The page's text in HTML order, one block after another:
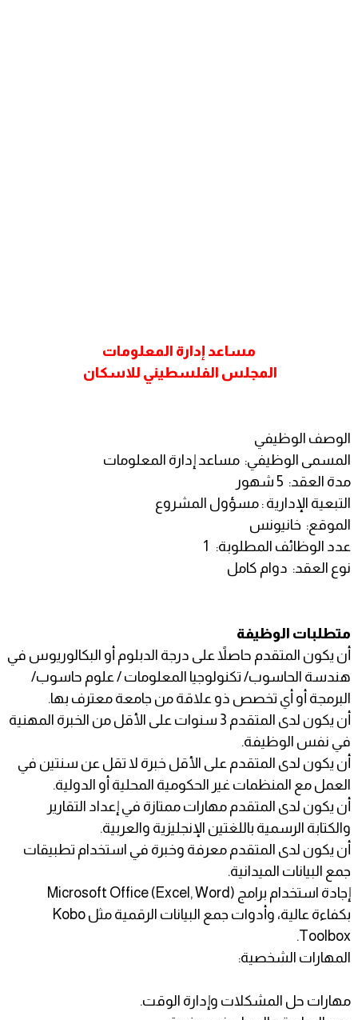
مساعد إدارة المعلومات
المجلس الفلسطيني للاسكان
الوصف الوظيفي
المسمى الوظيفي: مساعد إدارة المعلومات
مدة العقد: 5 شهور
التبعية الإدارية : مسؤول المشروع
الموقع: خانيونس
عدد الوظائف المطلوبة: 1
نوع العقد: دوام كامل
متطلبات الوظيفة
أن يكون المتقدم حاصلاً على درجة الدبلوم أو البكالوريوس في
هندسة الحاسوب/ تكنولوجيا المعلومات / علوم حاسوب/
البرمجة أو أي تخصص ذو علاقة من جامعة معترف بها.
أن يكون لدى المتقدم 3 سنوات على الأقل من الخبرة المهنية
في نفس الوظيفة.
أن يكون لدى المتقدم على الأقل خبرة لا تقل عن سنتين في
العمل مع المنظمات غير الحكومية المحلية أو الدولية.
أن يكون لدى المتقدم مهارات ممتازة في إعداد التقارير
والكتابة الرسمية باللغتين الإنجليزية والعربية.
أن يكون لدى المتقدم معرفة وخبرة في استخدام تطبيقات
جمع البيانات الميدانية.
بكفاءة عالية، وأدوات جمع البيانات الرقمية مثل Kobo
Toolbox.
المهارات الشخصية:
مهارات حل المشكلات وإدارة الوقت.